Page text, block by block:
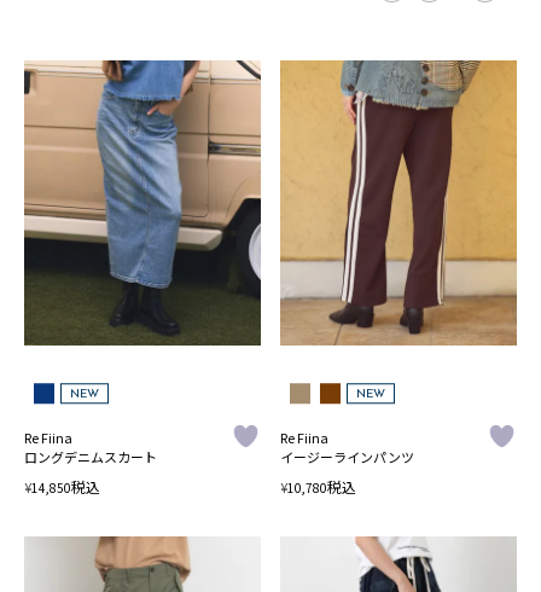
NEW
Re Fiina
ロングデニムスカート
¥14,850税込
NEW
Re Fiina
イージーラインパンツ
¥10,780税込